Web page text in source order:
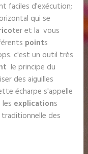
faciles d'exécution;
qui se
er et la vous
points
c'est un outil très
le principe du
des aiguilles
écharpe s'appelle
explications
traditionnelle des